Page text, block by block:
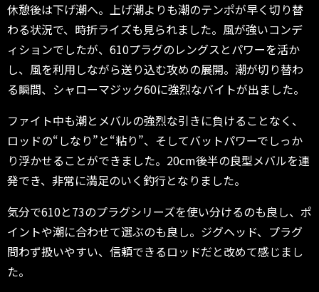
休憩後は下げ潮へ。上げ潮よりも潮のテンポが早く切り替
わる状況で、時折ライズも見られました。風が強いコンデ
ィションでしたが、610プラグのレングスとパワーを活か
し、風を利用しながら送り込む攻めの展開。潮が切り替わ
る瞬間、シャローマジック60に強烈なバイトが出ました。
ファイト中も潮とメバルの強烈な引きに負けることなく、
ロッドの“しなり”と“粘り”、そしてバットパワーでしっか
り浮かせることができました。20cm後半の良型メバルを連
発でき、非常に満足のいく釣行となりました。
気分で610と73のプラグシリーズを使い分けるのも良し、ポ
イントや潮に合わせて選ぶのも良し。ジグヘッド、プラグ
問わず扱いやすい、信頼できるロッドだと改めて感じまし
た。